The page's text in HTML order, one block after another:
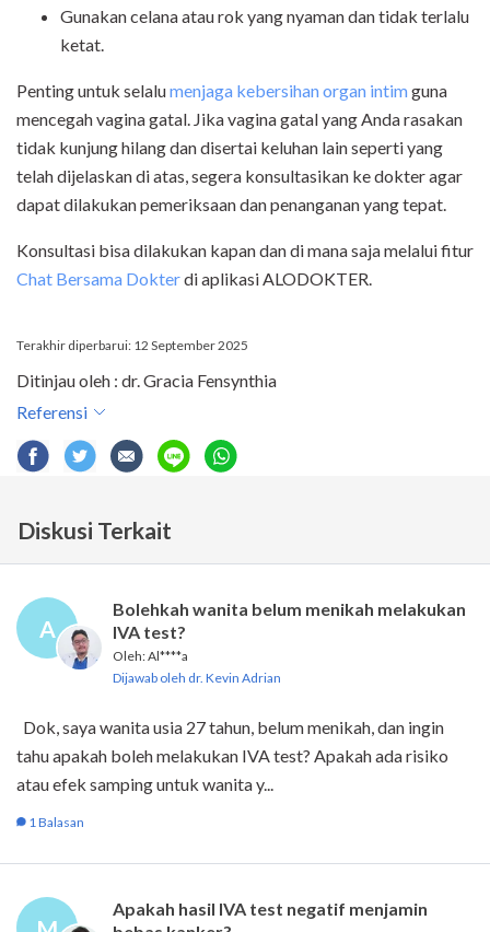
Gunakan celana atau rok yang nyaman dan tidak terlalu
ketat.
Penting untuk selalumenjaga kebersihan organ intimguna
mencegah vagina gatal. Jika vagina gatal yang Anda rasakan
tidak kunjung hilang dan disertai keluhan lain seperti yang
telah dijelaskan di atas, segera konsultasikan ke dokter agar
dapat dilakukan pemeriksaan dan penanganan yang tepat.
Konsultasi bisa dilakukan kapan dan di mana saja melalui fitur
Chat Bersama Dokterdi aplikasi ALODOKTER.
Terakhir diperbarui: 12 September 2025